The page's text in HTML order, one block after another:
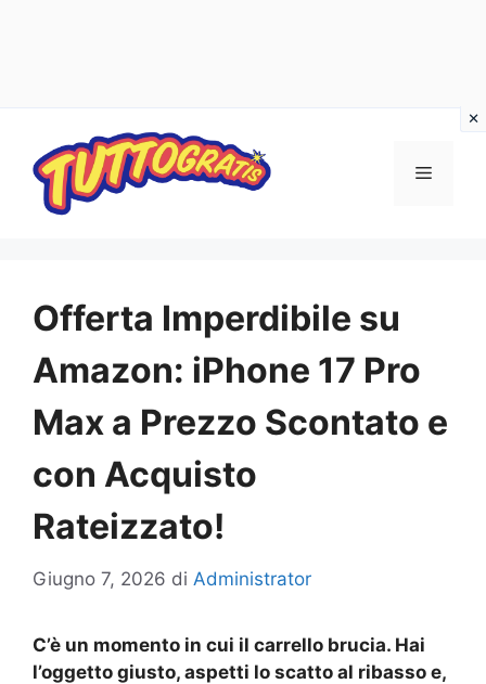
contenuto
Menu
Offerta Imperdibile su
Amazon: iPhone 17 Pro
Max a Prezzo Scontato e
con Acquisto
Rateizzato!
Giugno 7, 2026 di Administrator
C’è un momento in cui il carrello brucia. Hai
l’oggetto giusto, aspetti lo scatto al ribasso e,